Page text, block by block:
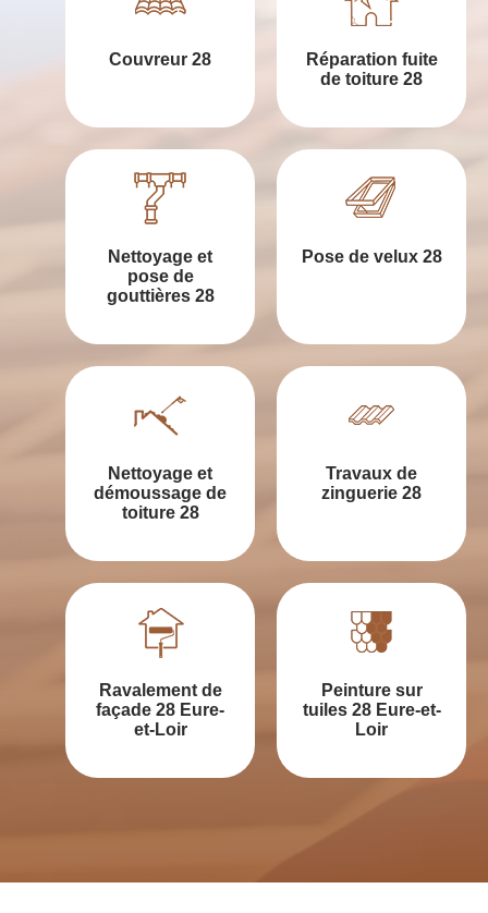
Couvreur 28
Réparation fuite
de toiture 28
Nettoyage et
pose de
gouttières 28
Pose de velux 28
Nettoyage et
démoussage de
toiture 28
Travaux de
zinguerie 28
Ravalement de
façade 28 Eure-
et-Loir
Peinture sur
tuiles 28 Eure-et-
Loir